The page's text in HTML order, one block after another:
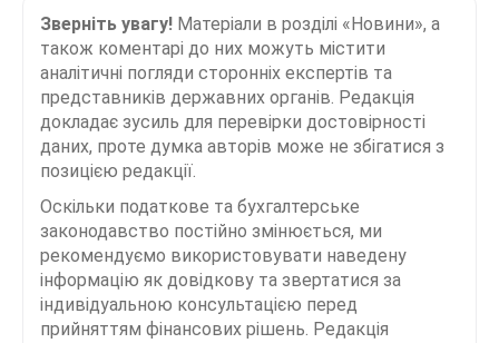
Зверніть увагу! Матеріали в розділі «Новини», а
також коментарі до них можуть містити
аналітичні погляди сторонніх експертів та
представників державних органів. Редакція
докладає зусиль для перевірки достовірності
даних, проте думка авторів може не збігатися з
позицією редакції.
Оскільки податкове та бухгалтерське
законодавство постійно змінюється, ми
рекомендуємо використовувати наведену
інформацію як довідкову та звертатися за
індивідуальною консультацією перед
прийняттям фінансових рішень. Редакція